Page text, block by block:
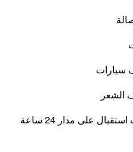
سيارات
الشعر
على مدار 24 ساعة